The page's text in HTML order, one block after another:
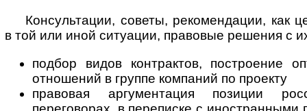
Консультации, советы, рекомендации, как
в той или иной ситуации, правовые решения с
подбор видов контрактов, построение
отношений в группе компаний по проекту
правовая аргументация позиции